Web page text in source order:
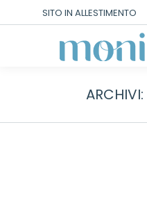
SITO IN ALLESTIMENTO
ARCHIVI: